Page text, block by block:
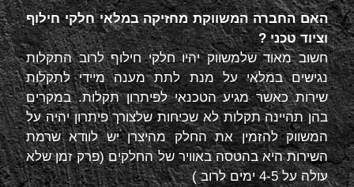
האם החברה המשווקת מחזיקה במלאי חלקי חילוף
וציוד טכני ?
חשוב מאוד שלמשווק יהיו חלקי חילוף לרוב התקלות
נגישים במלאי על מנת לתת מענה מיידי לתקלות
שירות כאשר מגיע הטכנאי לפיתרון תקלות. במקרים
בהן תהיינה תקלות לא שכיחות שלצורך פיתרון יהיה על
המשווק להזמין את החלק מהיצרן יש לוודא שרמת
השירות היא בהטסה באוויר של החלקים (פרק זמן שלא
עולה על 4-5 ימים לרוב )